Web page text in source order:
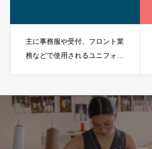
主に事務服や受付、フロント業
務などで使用されるユニフォー